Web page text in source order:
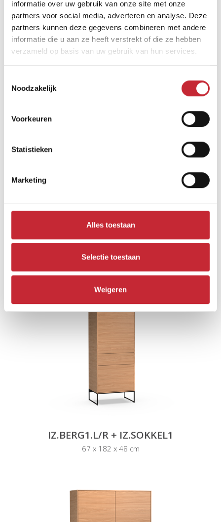
informatie over uw gebruik van onze site met onze
partners voor social media, adverteren en analyse. Deze
partners kunnen deze gegevens combineren met andere
informatie die u aan ze heeft verstrekt of die ze hebben
verzameld op basis van uw gebruik van hun services.
Noodzakelijk
Voorkeuren
Statistieken
Marketing
Alles toestaan
Selectie toestaan
Weigeren
IZ.BERG1.L/R + IZ.PLINT1
67 x 165 x 48 cm
IZ.BERG1.L/R + IZ.SOKKEL1
67 x 182 x 48 cm